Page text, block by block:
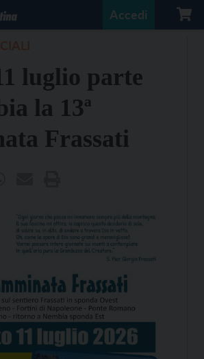
Accedi
luglio parte
la 13ª
Frassati